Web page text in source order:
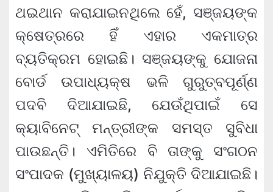
ଥଇଥାନ କରାଯାଇନଥିଲେ ହେଁ, ସଞ୍ଜୟଙ୍କ
କ୍ଷେତ୍ରରେ ହିଁ ଏହାର ଏକମାତ୍ର
ବ୍ୟତିକ୍ରମ ହୋଇଛି। ସଞ୍ଜୟଙ୍କୁ ଯୋଜନା
ବୋର୍ଡ ଉପାଧ୍ୟକ୍ଷ ଭଳି ଗୁରୁତ୍ବପୂର୍ଣ୍ଣ
ପଦବି ଦିଆଯାଇଛି, ଯେଉଁଥିପାଇଁ ସେ
କ୍ୟାବିନେଟ୍ ମନ୍ତ୍ରୀଙ୍କ ସମସ୍ତ ସୁବିଧା
ପାଉଛନ୍ତି। ଏମିତିରେ ବି ତାଙ୍କୁ ସଂଗଠନ
ସଂପାଦକ (ମୁଖ୍ୟାଳୟ) ନିଯୁକ୍ତି ଦିଆଯାଇଛି।